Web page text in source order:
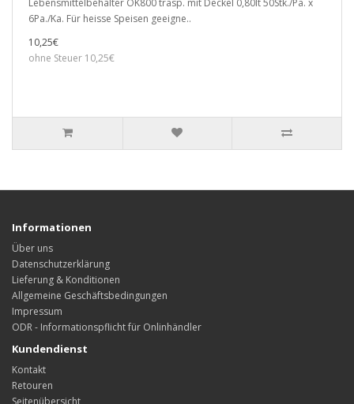
Lebensmittelbehälter OK800 trasp. mit Deckel 0,80lt 50Stk./Pa. x
6Pa./Ka. Für heisse Speisen geeigne..
10,25€
ohne Steuer 10,25€
Informationen
Über uns
Datenschutzerklärung
Lieferung & Konditionen
Allgemeine Geschäftsbedingungen
Impressum
ODR - Informationspflicht für Onlinhändler
Kundendienst
Kontakt
Retouren
Seitenübersicht